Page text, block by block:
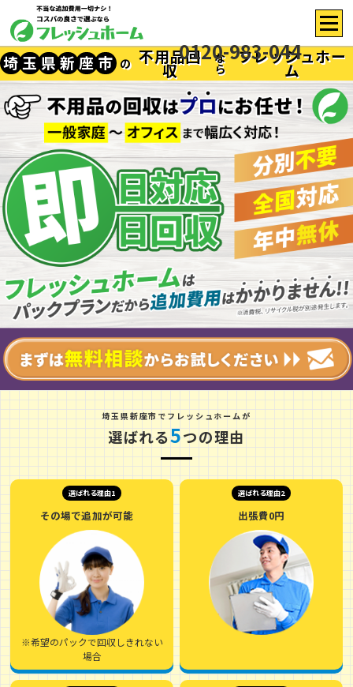
0120-983-044
埼玉県新座市 の 不用品回
収
な
ら
フレッシュホー
ム
埼玉県新座市 でフレッシュホームが
選ばれる5つの理由
選ばれる理由1
その場で追加が可能
※希望のパックで回収しきれない
場合
選ばれる理由2
出張費0円